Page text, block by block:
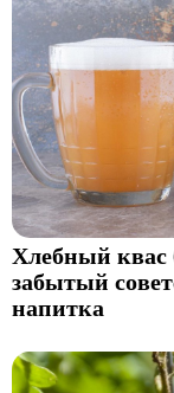
Хлебный квас
забытый
напитка